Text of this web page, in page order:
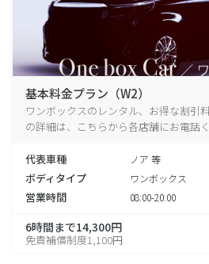
基本料金プラン（W2）
ワンボックスのレンタル、お得な割引
の詳細は、こちらから各店舗にお電話く
代表車種 ノア 等
ボディタイプ ワンボックス
営業時間 08:00-20:00
6時間まで14,300円
免責補償制度1,100円